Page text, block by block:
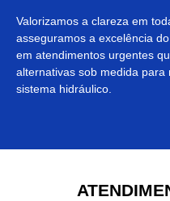
Valorizamos a clareza em
asseguramos a excelência
em atendimentos urgentes
alternativas sob medida
sistema hidráulico.